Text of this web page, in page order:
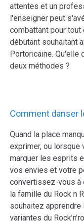
attentes et un
l'enseigner peut
combattant pour tout
débutant souhaitant
Portoricaine. Qu'elle
deux méthodes ?
Comment danser
Quand la place
exprimer, ou lorsque
marquer les esprits
vos envies et votre
convertissez-vous à
la famille du Rock n
souhaitez
variantes du